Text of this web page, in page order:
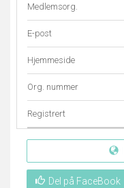
Medlemsorg.
E-post
Hjemmeside
Org. nummer
Registrert
Del på FaceBook